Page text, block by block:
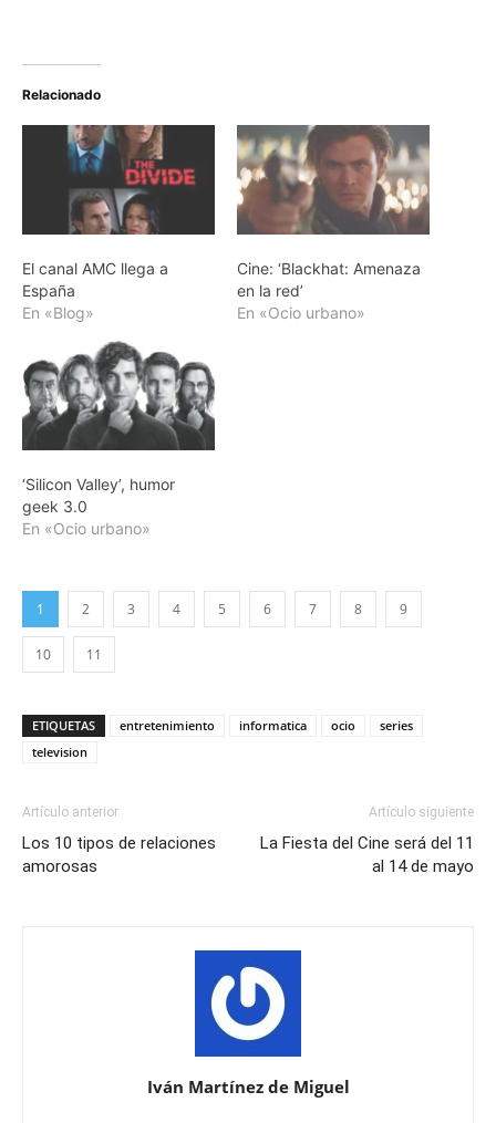
Relacionado
El canal AMC llega a
España
En «Blog»
Cine: ‘Blackhat: Amenaza
en la red’
En «Ocio urbano»
‘Silicon Valley’, humor
geek 3.0
En «Ocio urbano»
1 2 3 4 5 6 7 8 9
10 11
ETIQUETAS entretenimiento informatica ocio
series
television
Artículo anterior
Los 10 tipos de relaciones
amorosas
Artículo siguiente
La Fiesta del Cine será del 11
al 14 de mayo
Iván Martínez de Miguel